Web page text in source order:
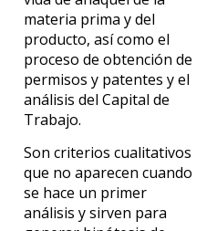
materia prima y del
producto, así como el
proceso de obtención de
permisos y patentes y el
análisis del Capital de
Trabajo.
Son criterios cualitativos
que no aparecen cuando
se hace un primer
análisis y sirven para